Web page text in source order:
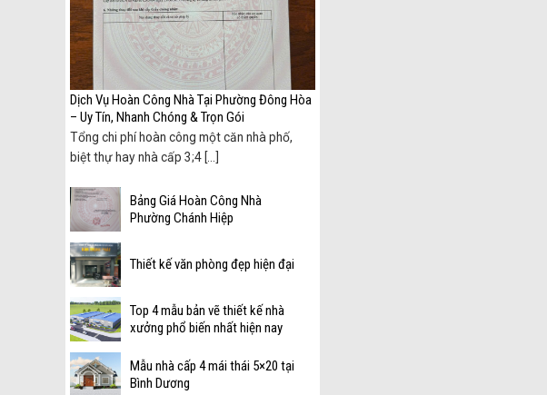
Dịch Vụ Hoàn Công Nhà Tại Phường Đông Hòa
– Uy Tín, Nhanh Chóng & Trọn Gói
Tổng chi phí hoàn công một căn nhà phố,
biệt thự hay nhà cấp 3;4 [...]
Bảng Giá Hoàn Công Nhà
Phường Chánh Hiệp
Thiết kế văn phòng đẹp hiện đại
Top 4 mẫu bản vẽ thiết kế nhà
xưởng phổ biến nhất hiện nay
Mẫu nhà cấp 4 mái thái 5×20 tại
Bình Dương